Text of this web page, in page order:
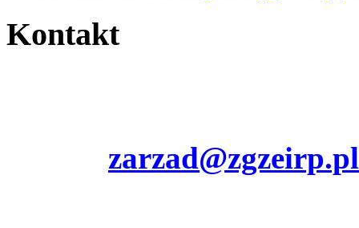
Kontakt
zarzad@zgzeirp.pl